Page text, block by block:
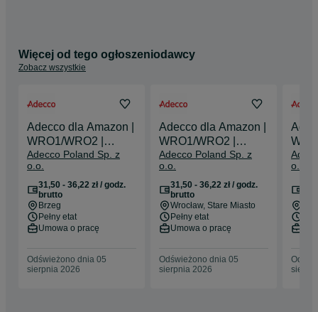
Więcej od tego ogłoszeniodawcy
Zobacz wszystkie
Adecco dla Amazon |
WRO1/WRO2 |
stawka do 36,22 zł/h
brutto*
Adecco Poland Sp. z
o.o.
31,50 - 36,22 zł / godz.
brutto
Brzeg
Pełny etat
Umowa o pracę
Odświeżono dnia 05
sierpnia 2026
Adecco dla Amazon |
WRO1/WRO2 |
stawka do 36,22 zł/h
brutto*
Adecco Poland Sp. z
o.o.
31,50 - 36,22 zł / godz.
brutto
Wrocław, Stare Miasto
Pełny etat
Umowa o pracę
Odświeżono dnia 05
sierpnia 2026
o.o.